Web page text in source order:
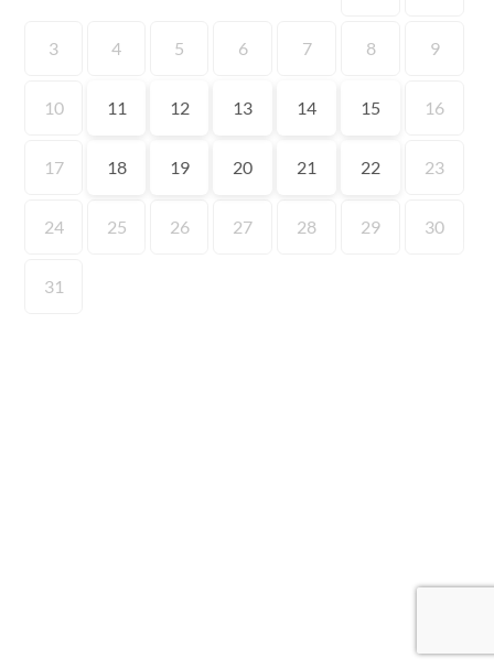
3 4 5 6 7 8 9
10 11 12 13 14 15 16
17 18 19 20 21 22 23
24 25 26 27 28 29 30
31